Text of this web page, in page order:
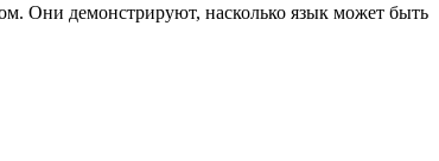
Они демонстрируют, насколько язык может быть